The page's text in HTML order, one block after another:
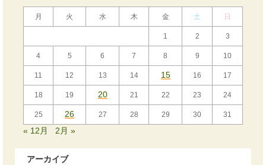
月 火 水 木 金 土 日
1 2 3
4 5 6 7 8 9 10
11 12 13 14 15 16 17
18 19 20 21 22 23 24
25 26 27 28 29 30 31
« 12月 2月 »
アーカイブ